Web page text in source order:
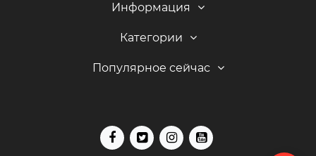
Информация
Категории
Популярное сейчас